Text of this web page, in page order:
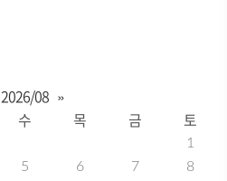
2026/08 »
수 목 금 토
1
5 6 7
8